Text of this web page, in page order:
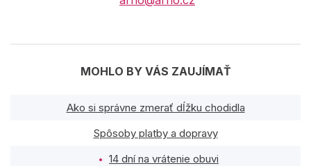
MOHLO BY VÁS ZAUJÍMAŤ
Ako si správne zmerať dĺžku chodidla
Spôsoby platby a dopravy
14 dní na vrátenie obuvi